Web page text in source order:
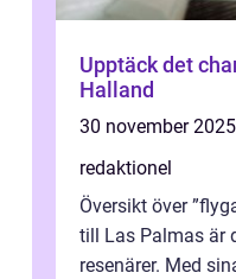
Upptäck det
Halland
30 november 2025
redaktionel
Översikt över
till Las Palmas är
resenärer. Med